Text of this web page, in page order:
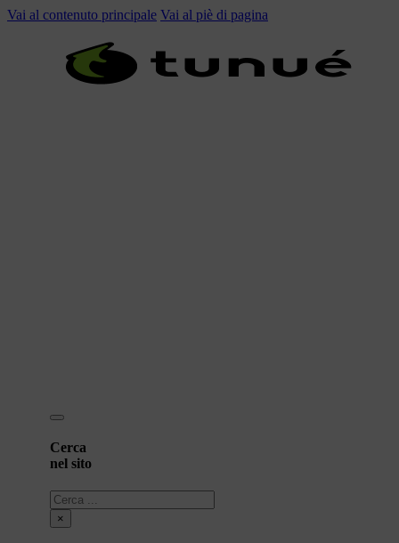
Vai al contenuto principale Vai al piè di pagina
Cerca
nel sito
Cerca
×